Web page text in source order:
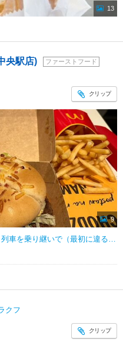
13
央駅店) ファーストフード
クリップ
9
ワルシャワ空港に到着し、列車を乗り継いで（最初に違る路線に乗ってしまったため）やっとのことで【ワルシャワ中央駅】に到着し、その２階にあるマクドナルドに腹ごしらえのために立ち寄りました。何もポーランドまで来てマクドナルドのハ
クフ
クリップ